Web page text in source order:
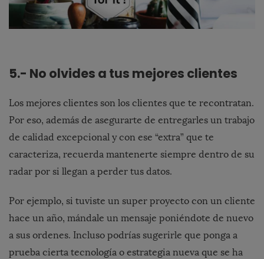
5.- No olvides a tus mejores clientes
Los mejores clientes son los clientes que te recontratan.
Por eso, además de asegurarte de entregarles un trabajo
de calidad excepcional y con ese “extra” que te
caracteriza, recuerda mantenerte siempre dentro de su
radar por si llegan a perder tus datos.
Por ejemplo, si tuviste un super proyecto con un cliente
hace un año, mándale un mensaje poniéndote de nuevo
a sus ordenes. Incluso podrías sugerirle que ponga a
prueba cierta tecnología o estrategia nueva que se ha